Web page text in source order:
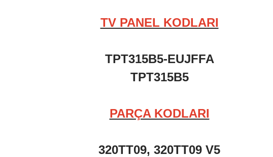
TV PANEL KODLARI
TPT315B5-EUJFFA
TPT315B5
PARÇA KODLARI
320TT09, 320TT09 V5